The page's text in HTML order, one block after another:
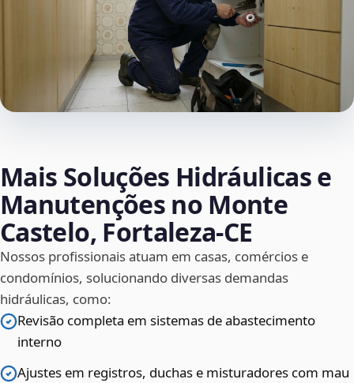
Mais Soluções Hidráulicas e
Manutenções no Monte
Castelo, Fortaleza‑CE
Nossos profissionais atuam em casas, comércios e
condomínios, solucionando diversas demandas
hidráulicas, como:
Revisão completa em sistemas de abastecimento
interno
Ajustes em registros, duchas e misturadores com mau